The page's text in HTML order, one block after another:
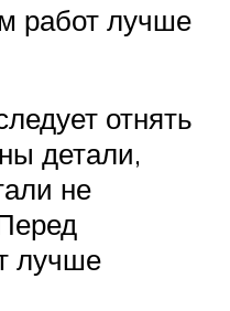
работ лучше
отнять
детали,
не
лучше